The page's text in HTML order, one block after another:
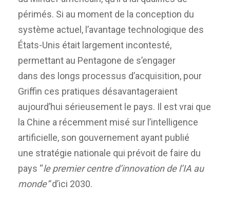
périmés. Si au moment de la conception du
système actuel, l’avantage technologique des
États-Unis était largement incontesté,
permettant au Pentagone de s’engager
dans des longs processus d’acquisition, pour
Griffin ces pratiques désavantageraient
aujourd’hui sérieusement le pays. Il est vrai que
la Chine a récemment misé sur l’intelligence
artificielle, son gouvernement ayant publié
une stratégie nationale qui prévoit de faire du
pays “le premier centre d’innovation de l’IA au
monde”d’ici 2030.